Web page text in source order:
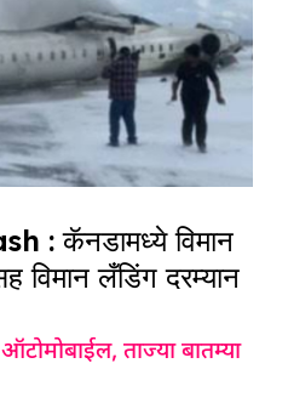
: कॅनडामध्ये विमान
विमान लँडिंग दरम्यान
ऑटोमोबाईल,ताज्या बातम्या